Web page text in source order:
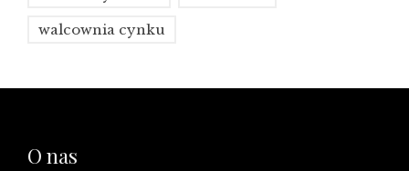
walcownia cynku
O nas